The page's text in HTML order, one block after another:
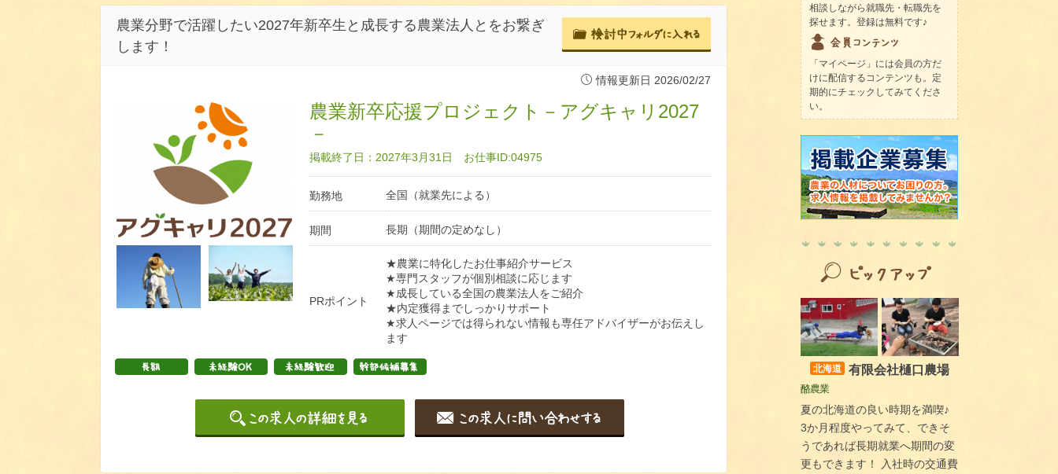
農業分野で活躍したい2027年新卒生と成長する農業法人とをお繋ぎ
します！
情報更新日 2026/02/27
農業新卒応援プロジェクト－アグキャリ2027
－
掲載終了日：2027年3月31日 お仕事ID:04975
勤務地 全国（就業先による）
期間 長期（期間の定めなし）
PRポイント
★農業に特化したお仕事紹介サービス
★専門スタッフが個別相談に応じます
★成長している全国の農業法人をご紹介
★内定獲得までしっかりサポート
★求人ページでは得られない情報も専任アドバイザーがお伝えし
ます
相談しながら就職先・転職先を
探せます。登録は無料です♪
「マイページ」には会員の方だ
けに配信するコンテンツも。定
期的にチェックしてみてくださ
い。
北海道 有限会社樋口農場
酪農業
夏の北海道の良い時期を満喫♪
3か月程度やってみて、できそ
うであれば長期就業へ期間の変
更もできます！ 入社時の交通費